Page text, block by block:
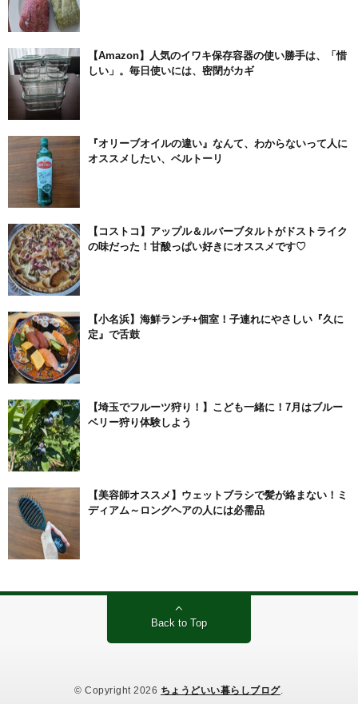
【Amazon】人気のイワキ保存容器の使い勝手は、「惜
しい」。毎日使いには、密閉がカギ
『オリーブオイルの違い』なんて、わからないって人に
オススメしたい、ベルトーリ
【コストコ】アップル＆ルバーブタルトがドストライク
の味だった！甘酸っぱい好きにオススメです♡
【小名浜】海鮮ランチ+個室！子連れにやさしい『久に
定』で舌鼓
【埼玉でフルーツ狩り！】こども一緒に！7月はブルー
ベリー狩り体験しよう
【美容師オススメ】ウェットブラシで髪が絡まない！ミ
ディアム～ロングヘアの人には必需品
Back to Top
© Copyright 2026 ちょうどいい暮らしブログ.